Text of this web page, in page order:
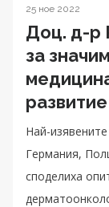
25 ное 2022
Доц. д-р
за
Най-
Германия,
споделиха